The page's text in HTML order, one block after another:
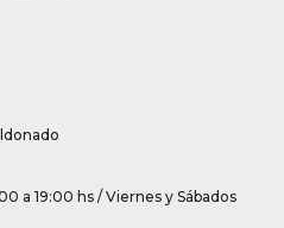
a 19:00 hs / Viernes y Sábados